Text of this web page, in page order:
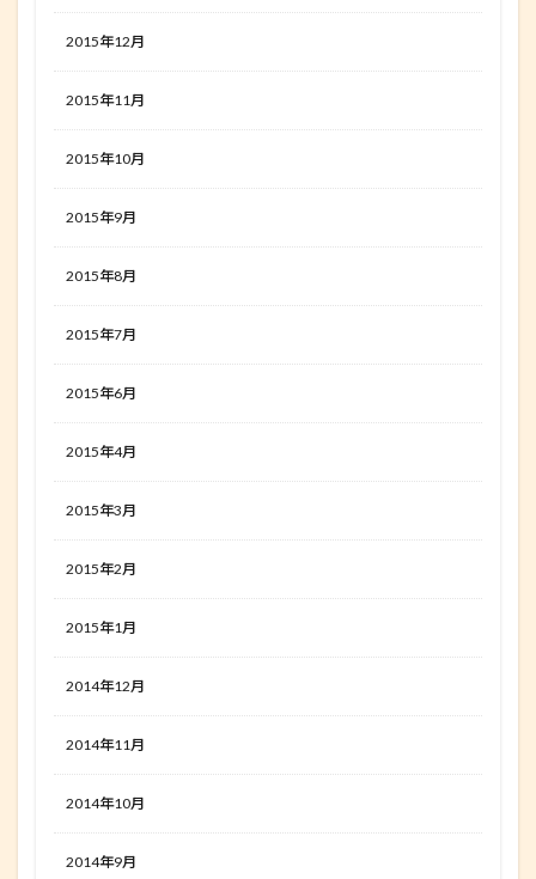
2015年12月
2015年11月
2015年10月
2015年9月
2015年8月
2015年7月
2015年6月
2015年4月
2015年3月
2015年2月
2015年1月
2014年12月
2014年11月
2014年10月
2014年9月